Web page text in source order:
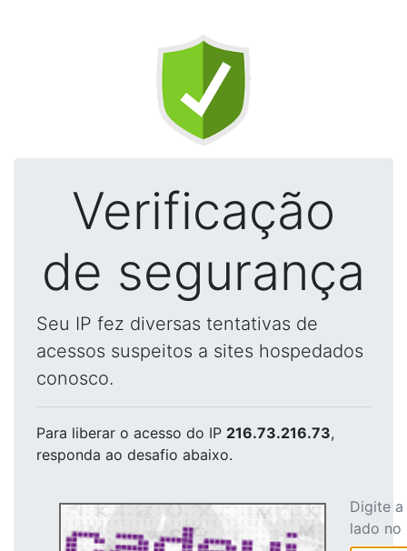
Verificação
de segurança
Seu IP fez diversas tentativas de
acessos suspeitos a sites hospedados
conosco.
Para liberar o acesso do IP 216.73.216.73,
responda ao desafio abaixo.
Digite
lado no